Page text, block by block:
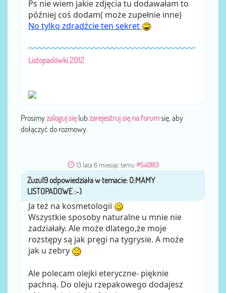
Ps nie wiem jakie zdjęcia tu dodawałam to
później coś dodam( może zupełnie inne)
No tylko zdradźcie ten sekret
Listopadówki 2012
Prosimyzaloguj sięlub zarejestruj się na forumsię, aby
dołączyć do rozmowy.
13 lata 6 miesiąc temu #540183
przezZuzu19
Ja też na kosmetologii
Wszystkie sposoby naturalne u mnie nie
zadziałały. Ale może dlatego,że moje
rozstępy są jak pręgi na tygrysie. A może
jak u zebry
Ale polecam olejki eteryczne- pięknie
pachną. Do oleju rzepakowego dodajesz